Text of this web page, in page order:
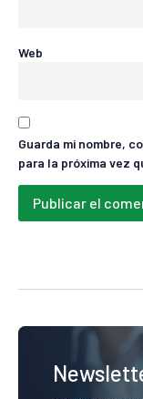
Web
Guarda mi nombre,
para la próxima vez